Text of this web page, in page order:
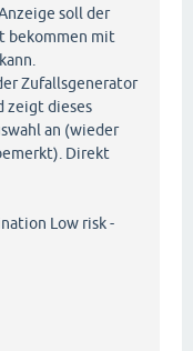
soll der
bekommen mit
Zufallsgenerator
zeigt dieses
an (wieder
Direkt
Low risk -